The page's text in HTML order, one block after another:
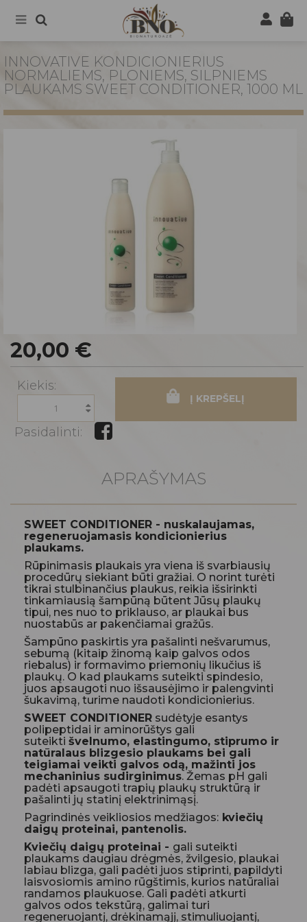
INNOVATIVE KONDICIONIERIUS
NORMALIEMS, PLONIEMS, SILPNIEMS
PLAUKAMS SWEET CONDITIONER, 1000 ML
20,00 €
Kiekis:
Į KREPŠELĮ
Pasidalinti:
APRAŠYMAS
SWEET CONDITIONER - nuskalaujamas,
regeneruojamasis kondicionierius
plaukams.
Rūpinimasis plaukais yra viena iš svarbiausių
procedūrų siekiant būti gražiai. O norint turėti
tikrai stulbinančius plaukus, reikia išsirinkti
tinkamiausią šampūną būtent Jūsų plaukų
tipui, nes nuo to priklauso, ar plaukai bus
nuostabūs ar pakenčiamai gražūs.
Šampūno paskirtis yra pašalinti nešvarumus,
sebumą (kitaip žinomą kaip galvos odos
riebalus) ir formavimo priemonių likučius iš
plaukų. O kad plaukams suteikti spindesio,
juos apsaugoti nuo išsausėjimo ir palengvinti
šukavimą, turime naudoti kondicionierius.
SWEET CONDITIONER sudėtyje esantys
polipeptidai ir aminorūštys gali
suteikti švelnumo, elastingumo, stiprumo ir
natūralaus blizgesio plaukams bei gali
teigiamai veikti galvos odą, mažinti jos
mechaninius sudirginimus. Žemas pH gali
padėti apsaugoti trapių plaukų struktūrą ir
pašalinti jų statinį elektrinimąsį.
Pagrindinės veikliosios medžiagos: kviečių
daigų proteinai, pantenolis.
Kviečių daigų proteinai - gali suteikti
plaukams daugiau drėgmės, žvilgesio, plaukai
labiau blizga, gali padėti juos stiprinti, papildyti
laisvosiomis amino rūgštimis, kurios natūraliai
randamos plaukuose. Gali padėti atkurti
galvos odos tekstūrą, galimai turi
regeneruojantį, drėkinamąjį, stimuliuojantį,